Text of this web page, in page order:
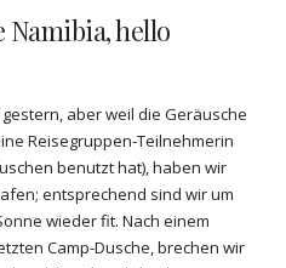
Namibia, hello
aber weil die Geräusche
Reisegruppen-Teilnehmerin
benutzt hat), haben wir
entsprechend sind wir um
wieder fit. Nach einem
Camp-Dusche, brechen wir